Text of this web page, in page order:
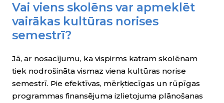
Vai viens skolēns var apmeklēt
vairākas kultūras norises
semestrī?
Jā, ar nosacījumu, ka vispirms katram skolēnam
tiek nodrošināta vismaz viena kultūras norise
semestrī. Pie efektīvas, mērķtiecīgas un rūpīgas
programmas finansējuma izlietojuma plānošanas